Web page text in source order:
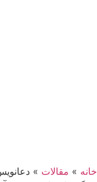
خانه » مقالات »